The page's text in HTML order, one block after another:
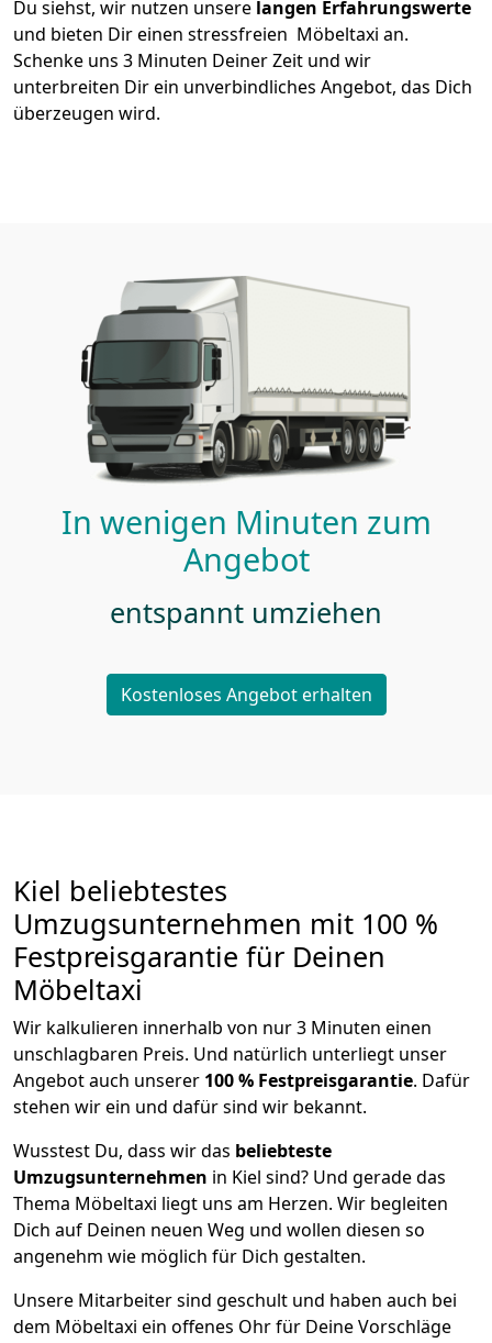
Du siehst, wir nutzen unsere langen Erfahrungswerte
und bieten Dir einen stressfreien Möbeltaxi an.
Schenke uns 3 Minuten Deiner Zeit und wir
unterbreiten Dir ein unverbindliches Angebot, das Dich
überzeugen wird.
In wenigen Minuten zum
Angebot
entspannt umziehen
Kostenloses Angebot erhalten
Kiel beliebtestes
Umzugsunternehmen mit 100 %
Festpreisgarantie für Deinen
Möbeltaxi
Wir kalkulieren innerhalb von nur 3 Minuten einen
unschlagbaren Preis. Und natürlich unterliegt unser
Angebot auch unserer 100 % Festpreisgarantie. Dafür
stehen wir ein und dafür sind wir bekannt.
Wusstest Du, dass wir das beliebteste
Umzugsunternehmen in Kiel sind? Und gerade das
Thema Möbeltaxi liegt uns am Herzen. Wir begleiten
Dich auf Deinen neuen Weg und wollen diesen so
angenehm wie möglich für Dich gestalten.
Unsere Mitarbeiter sind geschult und haben auch bei
dem Möbeltaxi ein offenes Ohr für Deine Vorschläge